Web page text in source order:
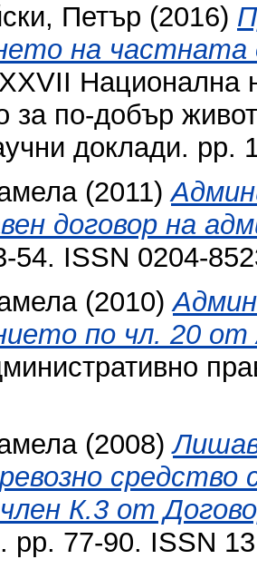
Петър (2016)
на частната
XXVII Национална
за по-добър
доклади. pp.
(2011)
договор на
54. ISSN 0204-
(2010)
по чл. 20
(2008)
средство
К.3 от
pp. 77-90. ISSN